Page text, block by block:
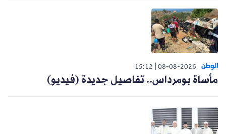
الوطن 08-08-2026
15:12
مأساة بومرداس.. تفاصيل جديدة (فيديو)